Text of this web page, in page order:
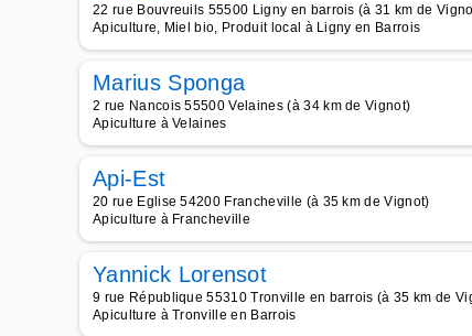
22 rue Bouvreuils 55500 Ligny en barrois (à 31 km de
Apiculture, Miel bio, Produit local à Ligny en Barrois
Marius Sponga
2 rue Nancois 55500 Velaines (à 34 km de Vignot)
Apiculture à Velaines
Api-Est
20 rue Eglise 54200 Francheville (à 35 km de Vignot)
Apiculture à Francheville
Yannick Lorensot
9 rue République 55310 Tronville en barrois (à 35 km de
Apiculture à Tronville en Barrois